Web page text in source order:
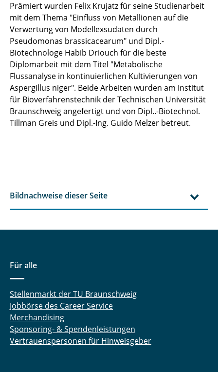
Prämiert wurden Felix Krujatz für seine Studienarbeit
mit dem Thema "Einfluss von Metallionen auf die
Verwertung von Modellexsudaten durch
Pseudomonas brassicacearum" und Dipl.-
Biotechnologe Habib Driouch für die beste
Diplomarbeit mit dem Titel "Metabolische
Flussanalyse in kontinuierlichen Kultivierungen von
Aspergillus niger". Beide Arbeiten wurden am Institut
für Bioverfahrenstechnik der Technischen Universität
Braunschweig angefertigt und von Dipl..-Biotechnol.
Tillman Greis und Dipl.-Ing. Guido Melzer betreut.
Bildnachweise dieser Seite
Für alle
Stellenmarkt der TU Braunschweig
Jobbörse des Career Service
Merchandising
Sponsoring- & Spendenleistungen
Vertrauenspersonen für Hinweisgeber